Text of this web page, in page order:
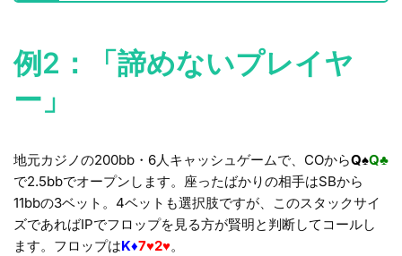
例2：「諦めないプレイヤ
ー」
地元カジノの200bb・6人キャッシュゲームで、COからQ♠Q♣
で2.5bbでオープンします。座ったばかりの相手はSBから
11bbの3ベット。4ベットも選択肢ですが、このスタックサイ
ズであればIPでフロップを見る方が賢明と判断してコールし
ます。フロップはK♦7♥2♥。